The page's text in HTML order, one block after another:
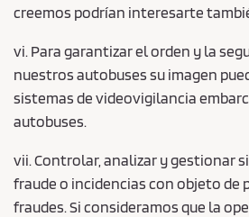
creemos podrían interesarte
vi. Para garantizar el orden y la
nuestros autobuses su imagen
sistemas de videovigilancia
autobuses.
vii. Controlar, analizar y gestionar
fraude o incidencias con objeto de
fraudes. Si consideramos que la